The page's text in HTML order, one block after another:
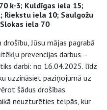
k-3; Kuldīgas iela 15;
Riekstu iela 10; Saulgožu
iela 70
Jūsu mājas pagrabā
prevencijas darbus –
darbi: no 16.04.2025. līdz
uzzināsiet paziņojumā uz
šādus drošības
neuzturēties telpās, kur